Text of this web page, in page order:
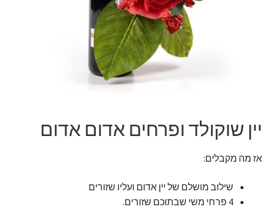
בלונים בראשון לציון
מחירון משלוחי בלונים
יין שוקולד ופרחים אדום אדום
אז מה מקבלים:
שילוב מושלם של יין אדום ועליו שזורים
4 פרחי משי שבתוכם שזורים.